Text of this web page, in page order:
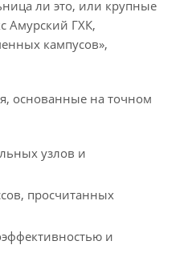
ли это, или крупные
Амурский ГХК,
кампусов»,
основанные на точном
узлов и
просчитанных
и